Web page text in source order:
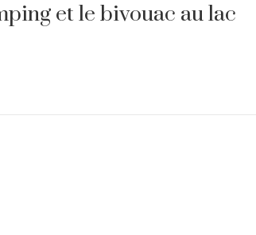
et le bivouac au lac